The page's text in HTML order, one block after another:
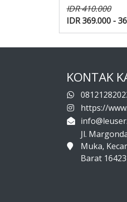
IDR 410.000
IDR 369.000 -
KONTAK
https://
Jl.
Muka,
Barat 16423